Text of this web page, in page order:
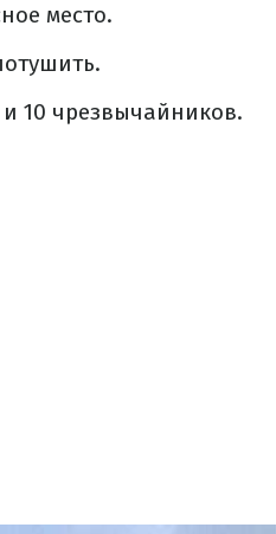
место.
10 чрезвычайников.